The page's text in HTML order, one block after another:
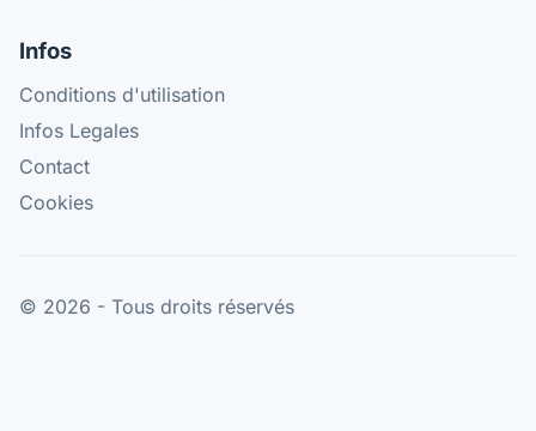
Infos
Conditions d'utilisation
Infos Legales
Contact
Cookies
© 2026 - Tous droits réservés